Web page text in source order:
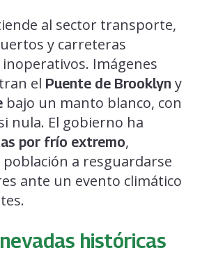
al sector transporte,
y carreteras
Imágenes
el Puente de Brooklyn y
bajo un manto blanco, con
nula. El gobierno ha
por frío extremo,
a resguardarse
ante un evento climático
históricas